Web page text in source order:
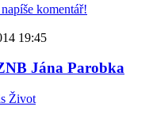
komentář!
19:45
Jána Parobka